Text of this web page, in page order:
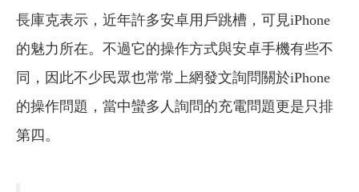
長庫克表示，近年許多安卓用戶跳槽，可見iPhone
的魅力所在。不過它的操作方式與安卓手機有些不
同，因此不少民眾也常常上網發文詢問關於iPhone
的操作問題，當中蠻多人詢問的充電問題更是只排
第四。